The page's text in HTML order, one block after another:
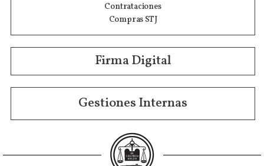
Contrataciones
Compras STJ
Firma Digital
Gestiones Internas